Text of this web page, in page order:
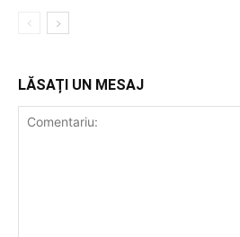
LĂSAȚI UN MESAJ